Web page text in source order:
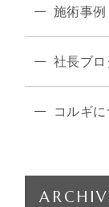
施術事例
社長ブロ
コルギ